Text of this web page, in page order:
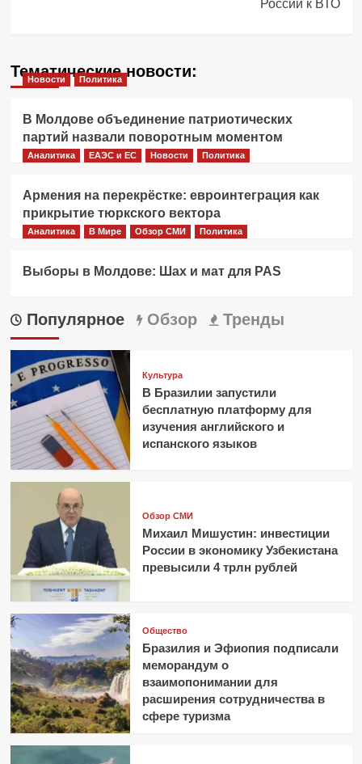
России к ВТО
Тематические новости:
Новости Политика
В Молдове объединение патриотических
партий назвали поворотным моментом
Аналитика ЕАЭС и ЕС Новости Политика
Армения на перекрёстке: евроинтеграция как
прикрытие тюркского вектора
Аналитика В Мире Обзор СМИ Политика
Выборы в Молдове: Шах и мат для PAS
Популярное Обзор Тренды
Культура
В Бразилии запустили
бесплатную платформу для
изучения английского и
испанского языков
Обзор СМИ
Михаил Мишустин: инвестиции
России в экономику Узбекистана
превысили 4 трлн рублей
Общество
Бразилия и Эфиопия подписали
меморандум о
взаимопонимании для
расширения сотрудничества в
сфере туризма